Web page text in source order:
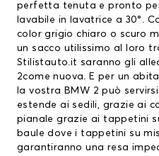
perfetta tenuta e pronto
lavabile in lavatrice a 30°.
color grigio chiaro o scuro
un sacco utilissimo al loro
Stilistauto.it saranno gli
2come nuova. E per un
la vostra BMW 2 può
estende ai sedili, grazie ai
pianale grazie ai tappetini
baule dove i tappetini su
garantiranno una resa